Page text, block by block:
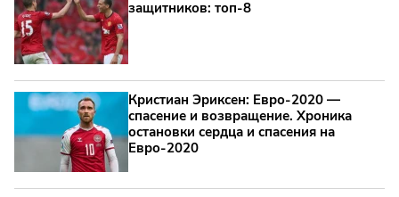
защитников: топ‑8
Кристиан Эриксен: Евро‑2020 —
спасение и возвращение. Хроника
остановки сердца и спасения на
Евро‑2020